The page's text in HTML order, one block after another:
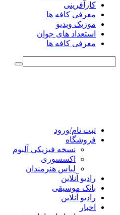
کارآفرینی
معرفی کافه ها
موزیک ویدیو
استعداد های جوان
معرفی کافه ها
ثبت نام/ورود
فروشگاه
نسخه فیزیکی آلبوم
اکسسوری
لباس هنرمندان
رادیو آنلاین
بانک موسیقی
رادیو آنلاین
اخبار